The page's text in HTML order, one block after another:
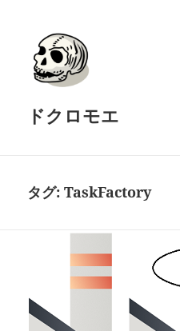
ドクロモエ
タグ:TaskFactory